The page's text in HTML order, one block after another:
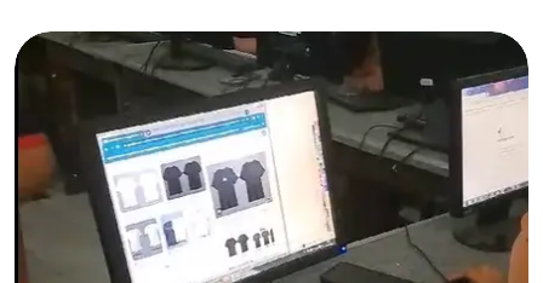
sebenarnya umum kita jumpai, lho! : Desain Identitas
Perusahaan (Corporate Identity Design): […]